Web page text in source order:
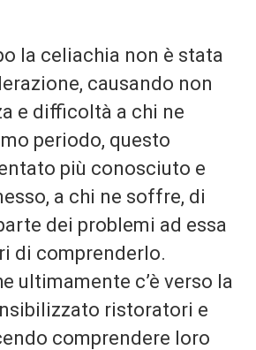
la celiachia non è stata
causando non
e difficoltà a chi ne
periodo, questo
più conosciuto e
a chi ne soffre, di
dei problemi ad essa
di comprenderlo.
ultimamente c’è verso la
ristoratori e
comprendere loro